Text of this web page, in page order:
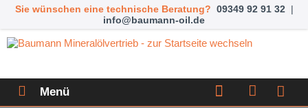
Sie wünschen eine technische Beratung? 09349 92 91 32 |
info@baumann-oil.de
Menü